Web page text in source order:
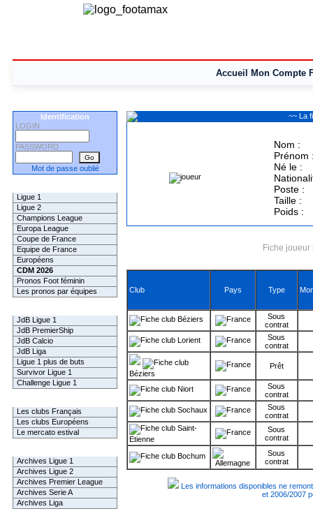
Accueil Mon Compte
Identification
LOGIN
PASSWORD
Mot de passe oublié
Ligue 1
Ligue 2
Champions League
Europa League
Coupe de France
Equipe de France
Européens
CDM 2026
Pronos Foot féminin
Les pronos par équipes
JdB Ligue 1
JdB PremierShip
JdB Calcio
JdB Liga
Ligue 1 plus de buts
Survivor Ligue 1
Challenge Ligue 1
Les clubs Français
Les clubs Européens
Le mercato estival
Archives Ligue 1
Archives Ligue 2
Archives Premier League
Archives Serie A
Archives Liga
~~ La
Nom :
Prénom
Né le :
Poste :
Taille :
Poids :
Fiche
Club Pays Type
Béziers
Sous
contrat
Lorient
Sous
contrat
Béziers
Prêt
Niort
Sous
contrat
Sochaux
Sous
contrat
Saint-
Etienne
Sous
contrat
Bochum
Sous
contrat
Les informations disponibles ne
et 2006/2007